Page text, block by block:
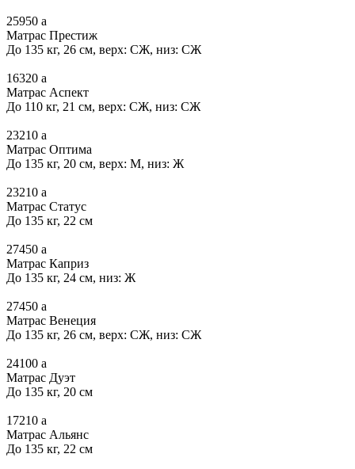
25950 a
Матрас Престиж
До 135 кг, 26 см, верх: СЖ, низ: СЖ
16320 a
Матрас Аспект
До 110 кг, 21 см, верх: СЖ, низ: СЖ
23210 a
Матрас Оптима
До 135 кг, 20 см, верх: М, низ: Ж
23210 a
Матрас Статус
До 135 кг, 22 см
27450 a
Матрас Каприз
До 135 кг, 24 см, низ: Ж
27450 a
Матрас Венеция
До 135 кг, 26 см, верх: СЖ, низ: СЖ
24100 a
Матрас Дуэт
До 135 кг, 20 см
17210 a
Матрас Альянс
До 135 кг, 22 см